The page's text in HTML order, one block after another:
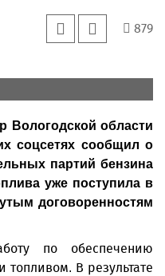
879
Вологодской области
соцсетях сообщил о
партий бензина
уже поступила в
договоренностям
по обеспечению
топливом. В результате